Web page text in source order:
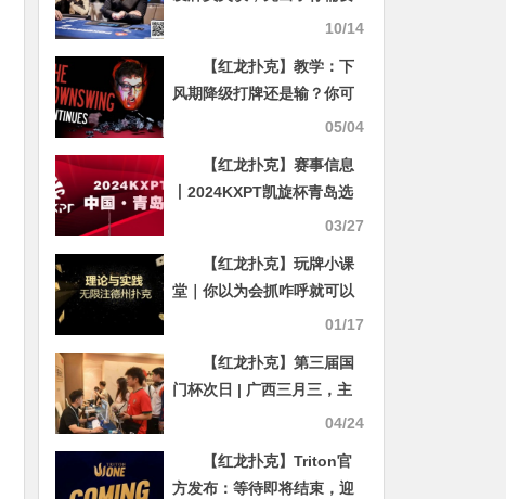
的牌，这手牌到底该不该10/14
【红龙扑克】教学：下
风期降级打牌还是输？你可
05/04
【红龙扑克】赛事信息
丨2024KXPT凯旋杯青岛选
03/27
【红龙扑克】玩牌小课
堂｜你以为会抓咋呼就可以
掌控全场了么？来看看扑克
01/17
【红龙扑克】第三届国
门杯次日 | 广西三月三，主
赛A组开打共135人次参赛，
邓彪勇夺开幕赛冠军
04/24
【红龙扑克】Triton官
方发布：等待即将结束，迎